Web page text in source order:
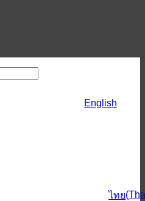
English
ไทย(